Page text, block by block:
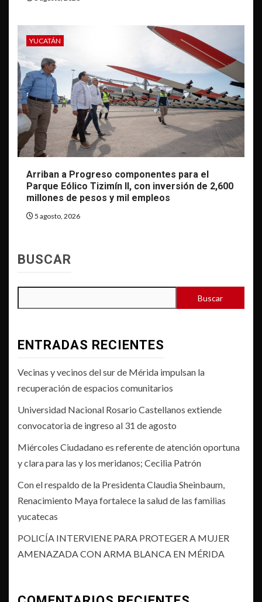
YUCATÁN
Arriban a Progreso componentes para el
Parque Eólico Tizimín II, con inversión de 2,600
millones de pesos y mil empleos
5 agosto, 2026
BUSCAR
Buscar
ENTRADAS RECIENTES
Vecinas y vecinos del sur de Mérida impulsan la
recuperación de espacios comunitarios
Universidad Nacional Rosario Castellanos extiende
convocatoria de ingreso al 31 de agosto
Miércoles Ciudadano es referente de atención oportuna
y clara para las y los meridanos; Cecilia Patrón
Con el respaldo de la Presidenta Claudia Sheinbaum,
Renacimiento Maya fortalece la salud de las familias
yucatecas
POLICÍA INTERVIENE PARA PROTEGER A MUJER
AMENAZADA CON ARMA BLANCA EN MÉRIDA